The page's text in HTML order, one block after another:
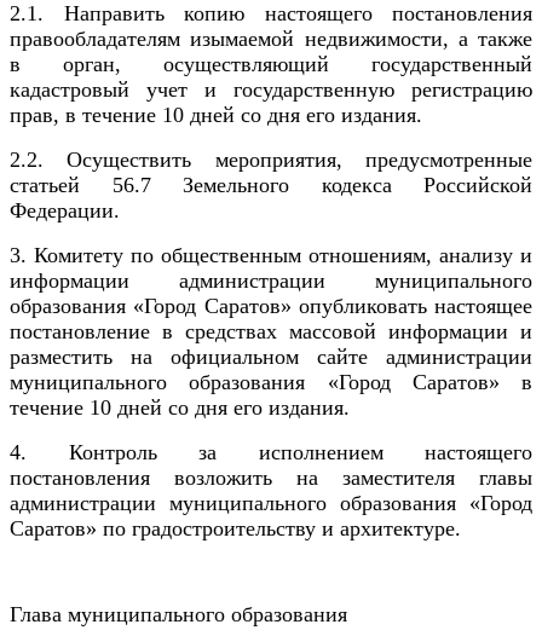
2.1. Направить копию настоящего постановления
правообладателям изымаемой недвижимости, а также
в орган, осуществляющий государственный
кадастровый учет и государственную регистрацию
прав, в течение 10 дней со дня его издания.
2.2. Осуществить мероприятия, предусмотренные
статьей 56.7 Земельного кодекса Российской
Федерации.
3. Комитету по общественным отношениям, анализу и
информации администрации муниципального
образования «Город Саратов» опубликовать настоящее
постановление в средствах массовой информации и
разместить на официальном сайте администрации
муниципального образования «Город Саратов» в
течение 10 дней со дня его издания.
4. Контроль за исполнением настоящего
постановления возложить на заместителя главы
администрации муниципального образования «Город
Саратов» по градостроительству и архитектуре.
Глава муниципального образования